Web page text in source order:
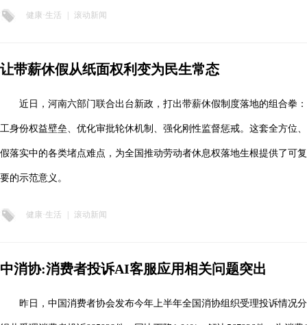
健康·生活 滚动新闻
让带薪休假从纸面权利变为民生常态
近日，河南六部门联合出台新政，打出带薪休假制度落地的组合拳
工身份权益壁垒、优化审批轮休机制、强化刚性监督惩戒。这套全方位
假落实中的各类堵点难点，为全国推动劳动者休息权落地生根提供了可
要的示范意义。
健康·生活 滚动新闻
中消协:消费者投诉AI客服应用相关问题突出
昨日，中国消费者协会发布今年上半年全国消协组织受理投诉情况